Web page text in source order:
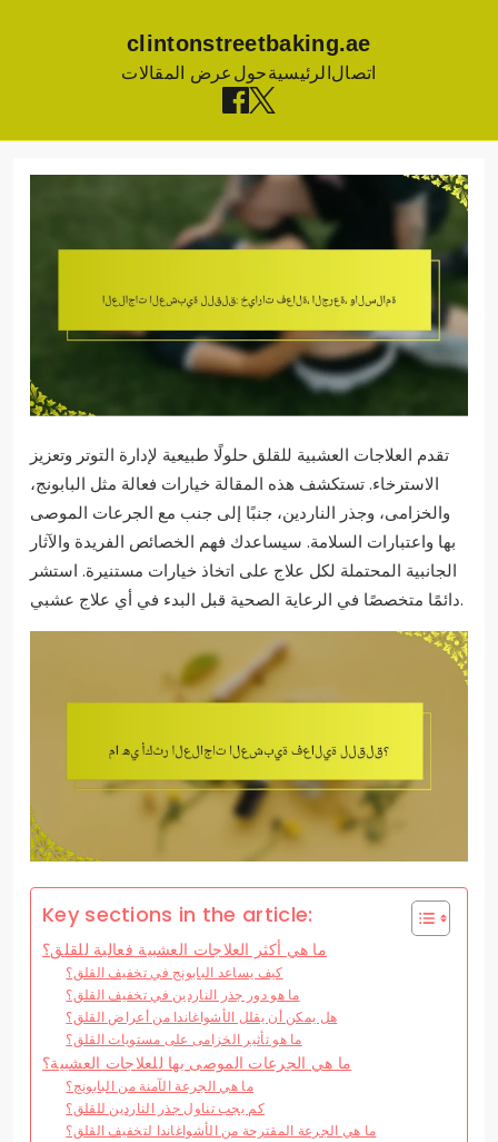
clintonstreetbaking.ae
عرض المقالات حولالرئيسية اتصال
تقدم العلاجات العشبية للقلق حلولًا طبيعية لإدارة التوتر وتعزيز
الاسترخاء. تستكشف هذه المقالة خيارات فعالة مثل البابونج،
والخزامى، وجذر الناردين، جنبًا إلى جنب مع الجرعات الموصى
بها واعتبارات السلامة. سيساعدك فهم الخصائص الفريدة والآثار
الجانبية المحتملة لكل علاج على اتخاذ خيارات مستنيرة. استشر
دائمًا متخصصًا في الرعاية الصحية قبل البدء في أي علاج عشبي.
Key sections in the article:
ما هي أكثر العلاجات العشبية فعالية للقلق؟
كيف يساعد البابونج في تخفيف القلق؟
ما هو دور جذر الناردين في تخفيف القلق؟
هل يمكن أن يقلل الأشواغاندا من أعراض القلق؟
ما هو تأثير الخزامى على مستويات القلق؟
ما هي الجرعات الموصى بها للعلاجات العشبية؟
ما هي الجرعة الآمنة من البابونج؟
كم يجب تناول جذر الناردين للقلق؟
ما هي الجرعة المقترحة من الأشواغاندا لتخفيف القلق؟